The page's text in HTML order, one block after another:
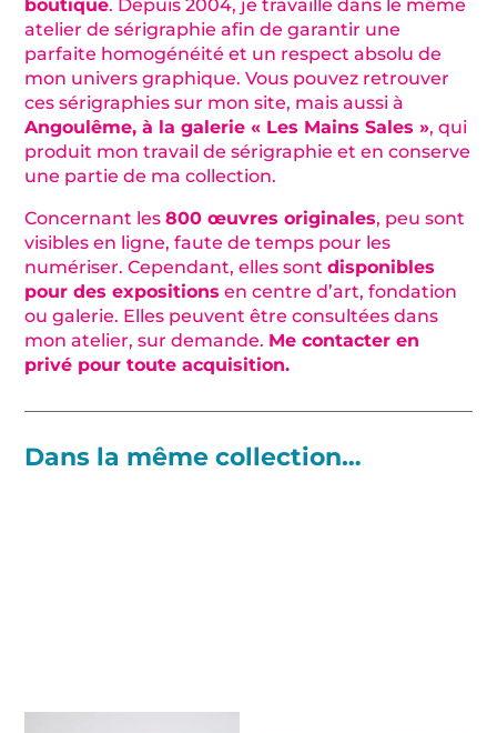
boutique. Depuis 2004, je travaille dans le même
atelier de sérigraphie afin de garantir une
parfaite homogénéité et un respect absolu de
mon univers graphique. Vous pouvez retrouver
ces sérigraphies sur mon site, mais aussi à
Angoulême, à la galerie « Les Mains Sales », qui
produit mon travail de sérigraphie et en conserve
une partie de ma collection.
Concernant les800 œuvres originales, peu sont
visibles en ligne, faute de temps pour les
numériser. Cependant, elles sontdisponibles
pour des expositions en centre d’art, fondation
ou galerie. Elles peuvent être consultées dans
mon atelier, sur demande. Me contacter en
privé pour toute acquisition.
Dans la même collection…